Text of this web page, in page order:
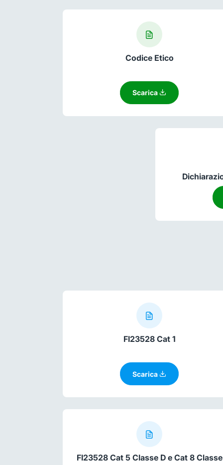
Codice Etico
Scarica
FI23528 Cat 1
Scarica
FI23528 Cat 5 Classe D e Cat 8 Classe